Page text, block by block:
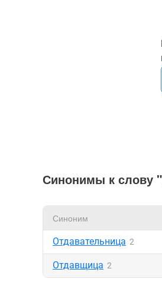
Синонимы к слову
Синоним
Отдавательница 2
Отдавщица 2